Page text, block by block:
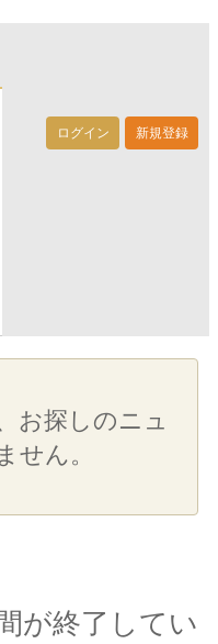
ログイン 新規登録
お探しのニュ
せん。
が終了してい